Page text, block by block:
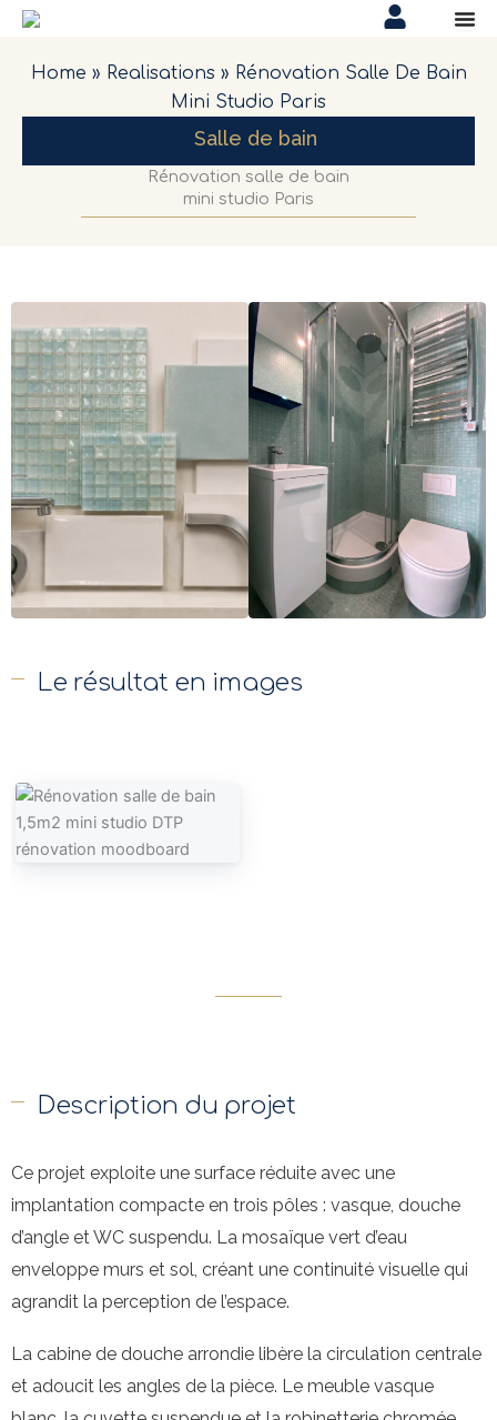
Aller
contenuHome » Realisations » Rénovation Salle De Bain
Mini Studio Paris
Salle de bain
Rénovation salle de bain
mini studio Paris
Le résultat en images
Description du projet
Ce projet exploite une surface réduite avec une
implantation compacte en trois pôles : vasque, douche
d’angle et WC suspendu. La mosaïque vert d’eau
enveloppe murs et sol, créant une continuité visuelle qui
agrandit la perception de l’espace.
La cabine de douche arrondie libère la circulation centrale
et adoucit les angles de la pièce. Le meuble vasque